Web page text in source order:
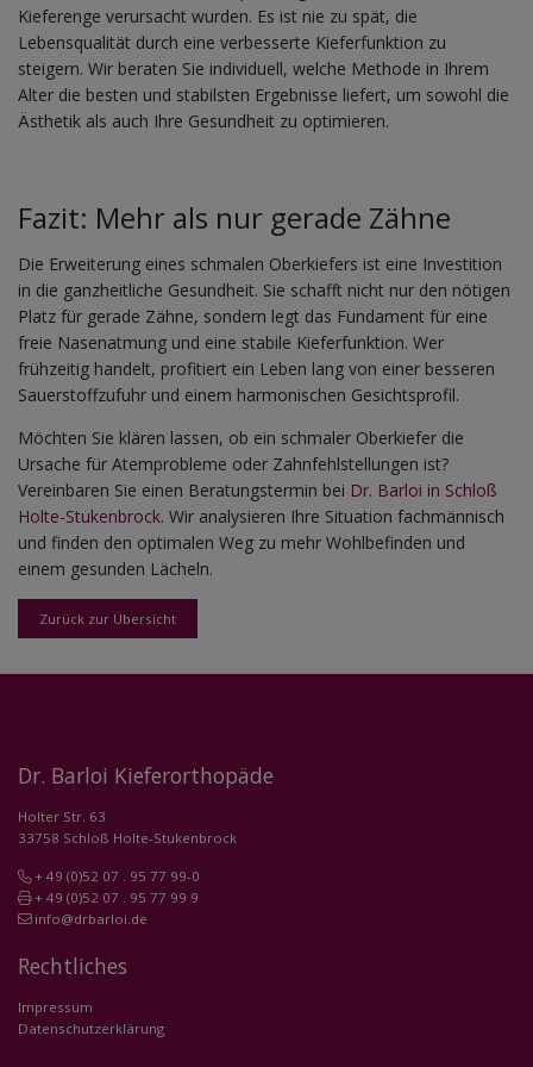
Zurück zur Übersicht
Kieferenge verursacht wurden. Es ist nie zu spät, die
Lebensqualität durch eine verbesserte Kieferfunktion zu
steigern. Wir beraten Sie individuell, welche Methode in Ihrem
Alter die besten und stabilsten Ergebnisse liefert, um sowohl die
Ästhetik als auch Ihre Gesundheit zu optimieren.
Fazit: Mehr als nur gerade Zähne
Die Erweiterung eines schmalen Oberkiefers ist eine Investition
in die ganzheitliche Gesundheit. Sie schafft nicht nur den nötigen
Platz für gerade Zähne, sondern legt das Fundament für eine
freie Nasenatmung und eine stabile Kieferfunktion. Wer
frühzeitig handelt, profitiert ein Leben lang von einer besseren
Sauerstoffzufuhr und einem harmonischen Gesichtsprofil.
Möchten Sie klären lassen, ob ein schmaler Oberkiefer die
Ursache für Atemprobleme oder Zahnfehlstellungen ist?
Vereinbaren Sie einen Beratungstermin bei Dr. Barloi in Schloß
Holte-Stukenbrock. Wir analysieren Ihre Situation fachmännisch
und finden den optimalen Weg zu mehr Wohlbefinden und
einem gesunden Lächeln.
Dr. Barloi Kieferorthopäde
Holter Str. 63
33758 Schloß Holte-Stukenbrock
+ 49 (0)52 07 . 95 77 99-0
+ 49 (0)52 07 . 95 77 99 9
info@drbarloi.de
Rechtliches
Impressum
Datenschutzerklärung